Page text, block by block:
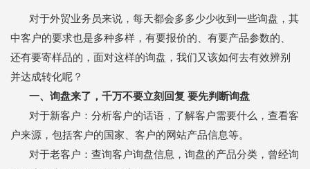
对于外贸业务员来说，每天都会多多少少收到一些询盘，其
中客户的要求也是多种多样，有要报价的、有要产品参数的、
还有要寄样品的，面对这样的询盘，我们又该如何去有效辨别
并达成转化呢？
一、询盘来了，千万不要立刻回复 要先判断询盘
对于新客户：分析客户的话语，了解客户需要什么，查看客
户来源，包括客户的国家、客户的网站产品信息等。
对于老客户：查询客户询盘信息，询盘的产品分类，曾经询